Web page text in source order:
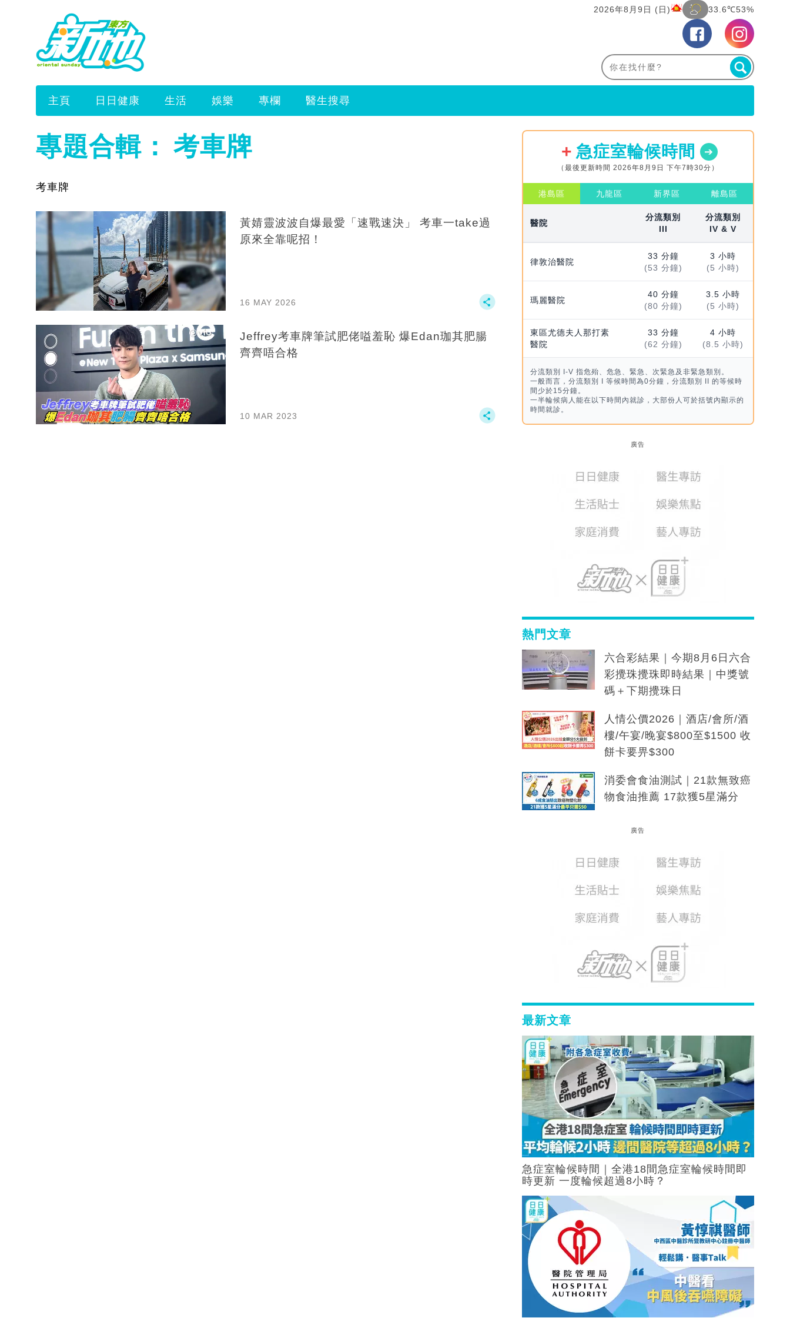
2026年8月9日 (日) 33.6℃53%
主頁 日日健康 生活 娛樂 專欄 醫生搜尋
專題合輯： 考車牌
考車牌
黃婧靈波波自爆最愛「速戰速決」 考車一take過
原來全靠呢招！
16 MAY 2026
Jeffrey考車牌筆試肥佬嗌羞恥 爆Edan珈其肥腸
齊齊唔合格
10 MAR 2023
急症室輪候時間
（最後更新時間 2026年8月9日 下午7時30分）
港島區 九龍區 新界區 離島區
醫院
分流類別
III
分流類別
IV & V
律敦治醫院
33 分鐘
(53 分鐘)
3 小時
(5 小時)
瑪麗醫院
40 分鐘
(80 分鐘)
3.5 小時
(5 小時)
東區尤德夫人那打素
醫院
33 分鐘
(62 分鐘)
4 小時
(8.5 小時)
分流類別 I-V 指危殆、危急、緊急、次緊急及非緊急類別。
一般而言，分流類別 I 等候時間為0分鐘，分流類別 II 的等候時
間少於15分鐘。
一半輪候病人能在以下時間內就診，大部份人可於括號內顯示的
時間就診。
廣告
熱門文章
六合彩結果｜今期8月6日六合
彩攪珠攪珠即時結果｜中獎號
碼＋下期攪珠日
人情公價2026｜酒店/會所/酒
樓/午宴/晚宴$800至$1500 收
餅卡要畀$300
消委會食油測試｜21款無致癌
物食油推薦 17款獲5星滿分
廣告
最新文章
急症室輪候時間｜全港18間急症室輪候時間即
時更新 一度輪候超過8小時？